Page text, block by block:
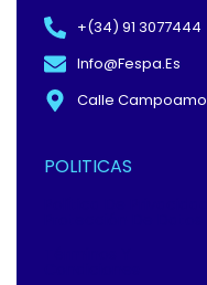
+(34) 91 3077444
Info@fespa.es
Calle
POLITICAS